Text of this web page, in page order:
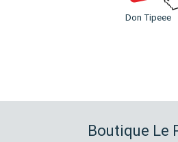
Don Tipeee
Boutique Le